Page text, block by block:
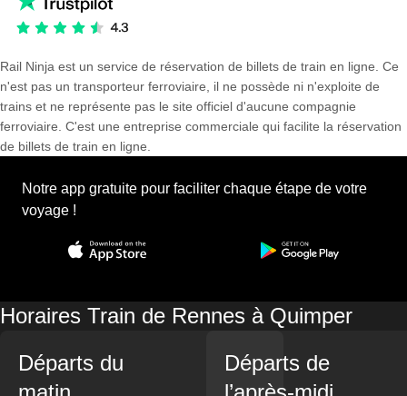
Rail Ninja est un service de réservation de billets de train en ligne. Ce
n'est pas un transporteur ferroviaire, il ne possède ni n'exploite de
trains et ne représente pas le site officiel d'aucune compagnie
ferroviaire. C'est une entreprise commerciale qui facilite la réservation
de billets de train en ligne.
Notre app gratuite pour faciliter chaque étape de votre
voyage !
Horaires Train de Rennes à Quimper
Départs du
Départs de